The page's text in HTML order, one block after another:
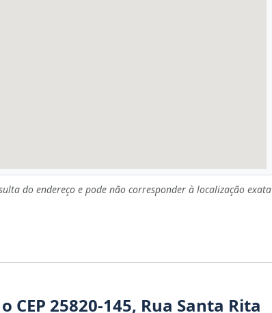
do endereço e pode não corresponder à localização exata
25820-145, Rua Santa Rita